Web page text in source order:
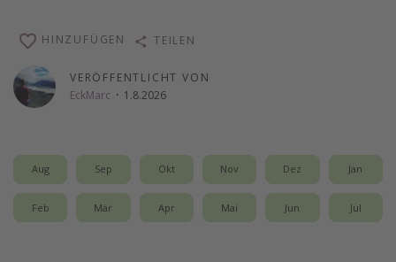
Wellnessurlaub
Disneyland Paris
Roadtrips
Singlereisen
Strandurlaub
Gruppenreisen
VERÖFFENTLICHT VON
EckMarc · 1.8.2026
HINZUFÜGEN TEILEN
Aug Sep Okt Nov Dez Jan
Feb Mär Apr Mai Jun Jul